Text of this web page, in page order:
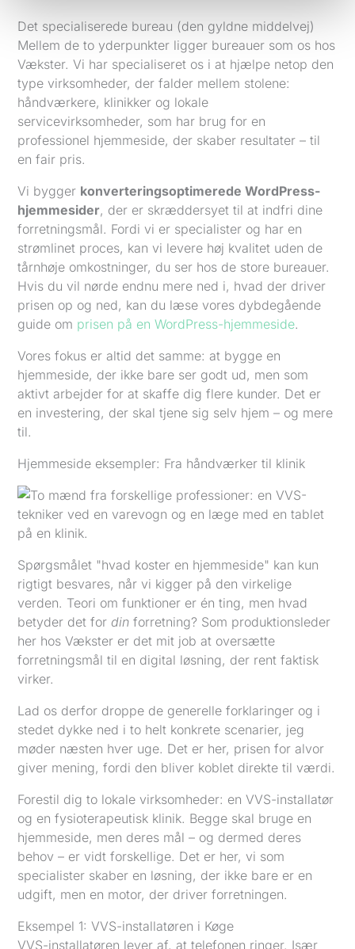
Det specialiserede bureau (den gyldne middelvej)
Mellem de to yderpunkter ligger bureauer som os hos
Vækster. Vi har specialiseret os i at hjælpe netop den
type virksomheder, der falder mellem stolene:
håndværkere, klinikker og lokale
servicevirksomheder, som har brug for en
professionel hjemmeside, der skaber resultater – til
en fair pris.
Vi bygger konverteringsoptimerede WordPress-
hjemmesider, der er skræddersyet til at indfri dine
forretningsmål. Fordi vi er specialister og har en
strømlinet proces, kan vi levere høj kvalitet uden de
tårnhøje omkostninger, du ser hos de store bureauer.
Hvis du vil nørde endnu mere ned i, hvad der driver
prisen op og ned, kan du læse vores dybdegående
guide om prisen på en WordPress-hjemmeside.
Vores fokus er altid det samme: at bygge en
hjemmeside, der ikke bare ser godt ud, men som
aktivt arbejder for at skaffe dig flere kunder. Det er
en investering, der skal tjene sig selv hjem – og mere
til.
Hjemmeside eksempler: Fra håndværker til klinik
Spørgsmålet "hvad koster en hjemmeside" kan kun
rigtigt besvares, når vi kigger på den virkelige
verden. Teori om funktioner er én ting, men hvad
betyder det for din forretning? Som produktionsleder
her hos Vækster er det mit job at oversætte
forretningsmål til en digital løsning, der rent faktisk
virker.
Lad os derfor droppe de generelle forklaringer og i
stedet dykke ned i to helt konkrete scenarier, jeg
møder næsten hver uge. Det er her, prisen for alvor
giver mening, fordi den bliver koblet direkte til værdi.
Forestil dig to lokale virksomheder: en VVS-installatør
og en fysioterapeutisk klinik. Begge skal bruge en
hjemmeside, men deres mål – og dermed deres
behov – er vidt forskellige. Det er her, vi som
specialister skaber en løsning, der ikke bare er en
udgift, men en motor, der driver forretningen.
Eksempel 1: VVS-installatøren i Køge
VVS-installatøren lever af, at telefonen ringer. Især